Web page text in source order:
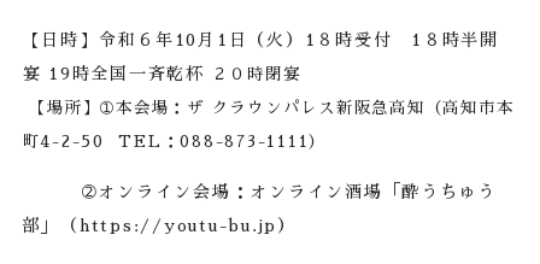
【日時】令和６年 10 月 1 日（火） 1 ８時受付 1
８時半開
宴
19 時全国一斉乾杯 ２０時閉宴
【場所】➀本会場：ザ クラウンパレス新阪急高知（高知市本
町4-2-50 TEL ：088-873-1111 ）
➁オンライン会場：オンライン酒場「酔うちゅう
部」（ https://youtu-bu.jp ）